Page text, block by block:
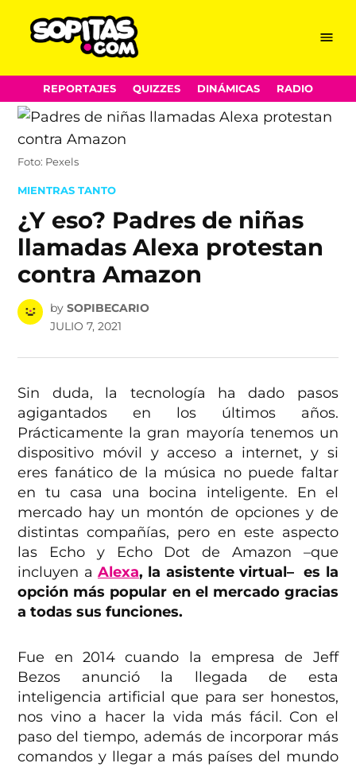
Skip
to
content
Menu
REPORTAJES QUIZZES DINÁMICAS RADIO
Foto: Pexels
POSTED
MIENTRAS TANTO
¿Y eso? Padres de niñas
llamadas Alexa protestan
contra Amazon
by SOPIBECARIO
JULIO 7, 2021
Sin duda, la tecnología ha dado pasos
agigantados en los últimos años.
Prácticamente la gran mayoría tenemos un
dispositivo móvil y acceso a internet, y si
eres fanático de la música no puede faltar
en tu casa una bocina inteligente. En el
mercado hay un montón de opciones y de
distintas compañías, pero en este aspecto
las Echo y Echo Dot de Amazon –que
incluyen a Alexa, la asistente virtual– es la
opción más popular en el mercado gracias
a todas sus funciones.
Fue en 2014 cuando la empresa de Jeff
Bezos anunció la llegada de esta
inteligencia artificial que para ser honestos,
nos vino a hacer la vida más fácil. Con el
paso del tiempo, además de incorporar más
comandos y llegar a más países del mundo